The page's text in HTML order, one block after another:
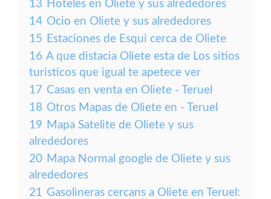
13 Hoteles en Oliete y sus alrededores
14 Ocio en Oliete y sus alrededores
15 Estaciones de Esqui cerca de Oliete
16 A que distacia Oliete esta de Los sitios
turisticos que igual te apetece ver
17 Casas en venta en Oliete - Teruel
18 Otros Mapas de Oliete en - Teruel
19 Mapa Satelite de Oliete y sus
alrededores
20 Mapa Normal google de Oliete y sus
alrededores
21 Gasolineras cercans a Oliete en Teruel: